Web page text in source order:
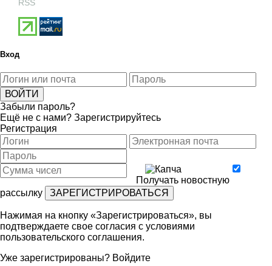
RSS
Вход
Забыли пароль?
Ещё не с нами? Зарегистрируйтесь
Регистрация
Получать новостную
рассылку
Нажимая на кнопку «Зарегистрироваться», вы
подтверждаете свое согласия с условиями
пользовательского соглашения.
Уже зарегистрированы? Войдите